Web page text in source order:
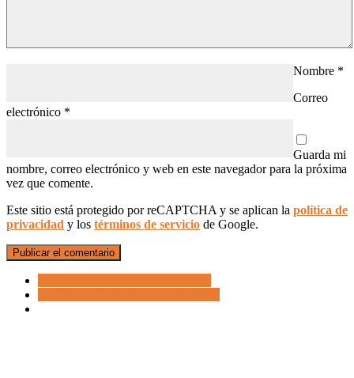
Nombre *
Correo
electrónico *
Guarda mi
nombre, correo electrónico y web en este navegador para la próxima
vez que comente.
Este sitio está protegido por reCAPTCHA y se aplican la política de
privacidad y los términos de servicio de Google.